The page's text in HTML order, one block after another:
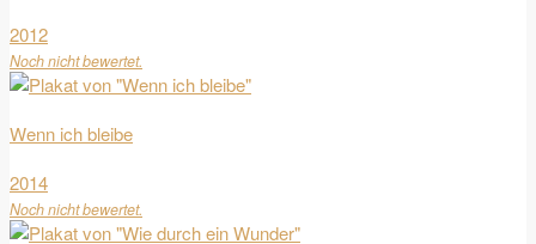
2012
Noch nicht bewertet.
Wenn ich bleibe
2014
Noch nicht bewertet.